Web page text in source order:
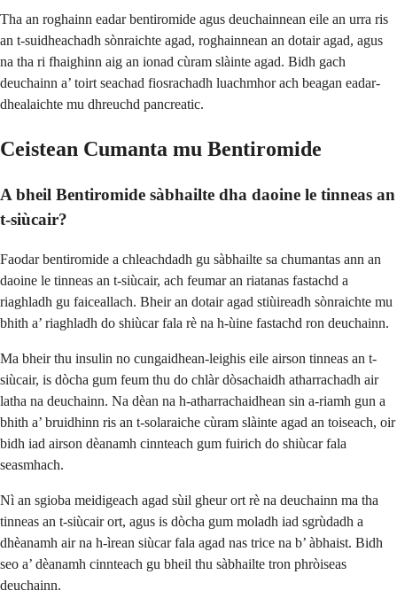
Tha an roghainn eadar bentiromide agus deuchainnean eile an urra ris
an t-suidheachadh sònraichte agad, roghainnean an dotair agad, agus
na tha ri fhaighinn aig an ionad cùram slàinte agad. Bidh gach
deuchainn a’ toirt seachad fiosrachadh luachmhor ach beagan eadar-
dhealaichte mu dhreuchd pancreatic.
Ceistean Cumanta mu Bentiromide
A bheil Bentiromide sàbhailte dha daoine le tinneas an
t-siùcair?
Faodar bentiromide a chleachdadh gu sàbhailte sa chumantas ann an
daoine le tinneas an t-siùcair, ach feumar an riatanas fastachd a
riaghladh gu faiceallach. Bheir an dotair agad stiùireadh sònraichte mu
bhith a’ riaghladh do shiùcar fala rè na h-ùine fastachd ron deuchainn.
Ma bheir thu insulin no cungaidhean-leighis eile airson tinneas an t-
siùcair, is dòcha gum feum thu do chlàr dòsachaidh atharrachadh air
latha na deuchainn. Na dèan na h-atharrachaidhean sin a-riamh gun a
bhith a’ bruidhinn ris an t-solaraiche cùram slàinte agad an toiseach, oir
bidh iad airson dèanamh cinnteach gum fuirich do shiùcar fala
seasmhach.
Nì an sgioba meidigeach agad sùil gheur ort rè na deuchainn ma tha
tinneas an t-siùcair ort, agus is dòcha gum moladh iad sgrùdadh a
dhèanamh air na h-ìrean siùcar fala agad nas trice na b’ àbhaist. Bidh
seo a’ dèanamh cinnteach gu bheil thu sàbhailte tron phròiseas
deuchainn.